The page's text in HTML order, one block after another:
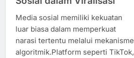
Media sosial memiliki kekuatan
luar biasa dalam memperkuat
narasi tertentu melalui mekanisme
algoritmik.Platform seperti TikTok,